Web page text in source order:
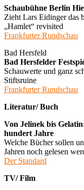
Schaubühne Berlin
Zieht Lars Eidinger das
„Hamlet“ revisited
Frankfurter Rundschau
Bad Hersfeld
Bad Hersfelder
Schauwerte und ganz
Stiftsruine
Frankfurter Rundschau
Literatur/ Buch
Von Jelinek bis
hundert Jahre
Welche Bücher sollen
Jahren noch gelesen
Der Standard
TV/ Film